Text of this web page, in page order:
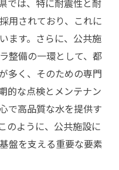
では、特に耐震性と耐
用されており、これに
ます。さらに、公共施
整備の一環として、都
多く、そのための専門
的な点検とメンテナン
で高品質な水を提供す
のように、公共施設に
盤を支える重要な要素